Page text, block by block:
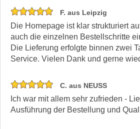
F. aus Leipzig
Die Homepage ist klar strukturiert
auch die einzelnen Bestellschritte
Die Lieferung erfolgte binnen zwei
Service. Vielen Dank und gerne
C. aus NEUSS
Ich war mit allem sehr zufrieden -
Ausführung der Bestellung und